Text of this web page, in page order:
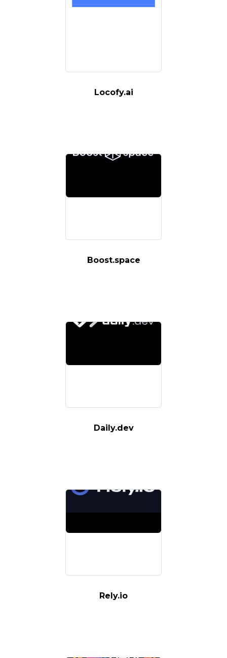
Locofy.ai
Boost.space
Daily.dev
Rely.io